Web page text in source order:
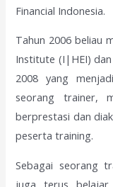
Financial Indonesia.
Tahun 2006 beliau
Institute (I|HEI)
2008 yang
seorang trainer,
berprestasi dan
peserta training.
Sebagai seorang
juga terus